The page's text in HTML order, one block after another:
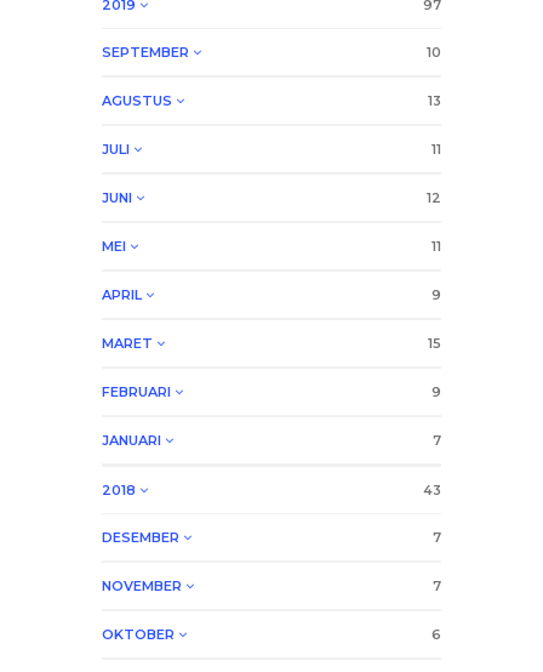
2019 97
SEPTEMBER 10
AGUSTUS 13
JULI 11
JUNI 12
MEI 11
APRIL 9
MARET 15
FEBRUARI 9
JANUARI 7
2018 43
DESEMBER 7
NOVEMBER 7
OKTOBER 6